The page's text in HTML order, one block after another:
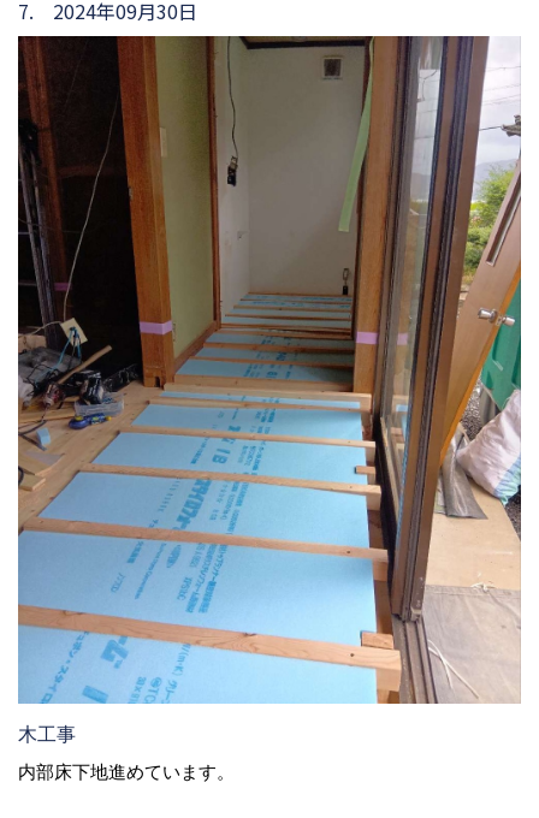
7. 2024年09月30日
木工事
内部床下地進めています。